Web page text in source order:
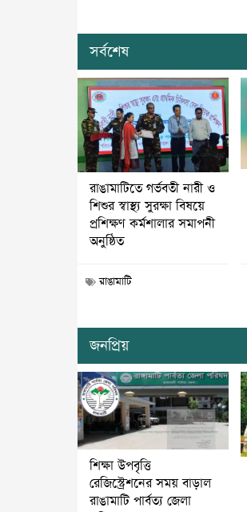
সর্বশেষ
রাঙামাটিতে গর্ভবতী নারী ও
শিশুর স্বাস্থ্য সুরক্ষা বিষয়ে
প্রশিক্ষণ কর্মশালার সমাপনী
অনুষ্ঠিত
রাঙামাটি
জনপ্রিয়
শিক্ষা উপবৃত্তি
রেজিস্ট্রেশনের সময় বাড়াল
রাঙামাটি পার্বত্য জেলা